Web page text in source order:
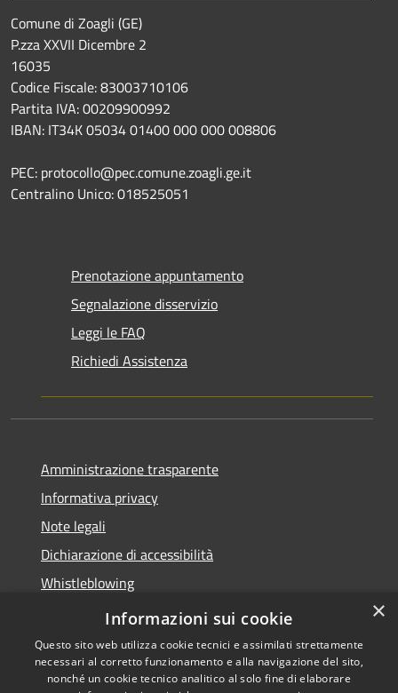
Comune di Zoagli (GE)
P.zza XXVII Dicembre 2
16035
Codice Fiscale: 83003710106
Partita IVA: 00209900992
IBAN: IT34K 05034 01400 000 000 008806
PEC: protocollo@pec.comune.zoagli.ge.it
Centralino Unico: 018525051
Prenotazione appuntamento
Segnalazione disservizio
Leggi le FAQ
Richiedi Assistenza
Amministrazione trasparente
Informativa privacy
Note legali
Dichiarazione di accessibilità
Whistleblowing
Piano di miglioramento dei servizi
×
Informazioni sui cookie
Questo sito web utilizza cookie tecnici e assimilati strettamente
necessari al corretto funzionamento e alla navigazione del sito,
nonché un cookie tecnico analitico al solo fine di elaborare